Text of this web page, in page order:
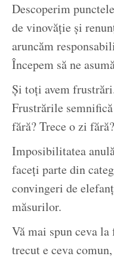
Descoperim
de vinovăție și
aruncăm
Începem să ne
Și toți avem
Frustrările
fără? Trece o zi
Imposibilitatea
faceți parte din
convingeri de
măsurilor.
Vă mai spun ceva
trecut e ceva